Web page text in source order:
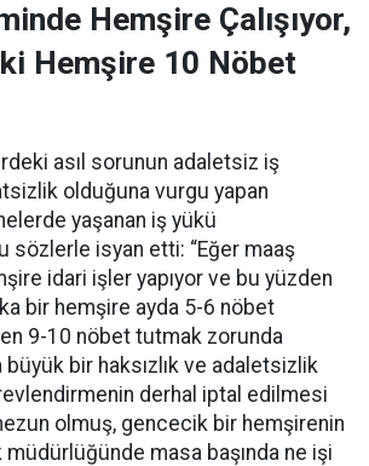
Hemşire Çalışıyor,
Hemşire 10 Nöbet
asıl sorunun adaletsiz iş
olduğuna vurgu yapan
yaşanan iş yükü
sözlerle isyan etti: “Eğer maaş
idari işler yapıyor ve bu yüzden
bir hemşire ayda 5-6 nöbet
9-10 nöbet tutmak zorunda
büyük bir haksızlık ve adaletsizlik
derhal iptal edilmesi
olmuş, gencecik bir hemşirenin
müdürlüğünde masa başında ne işi